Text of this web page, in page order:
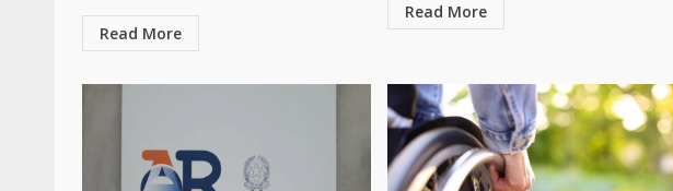
Read More
Read More